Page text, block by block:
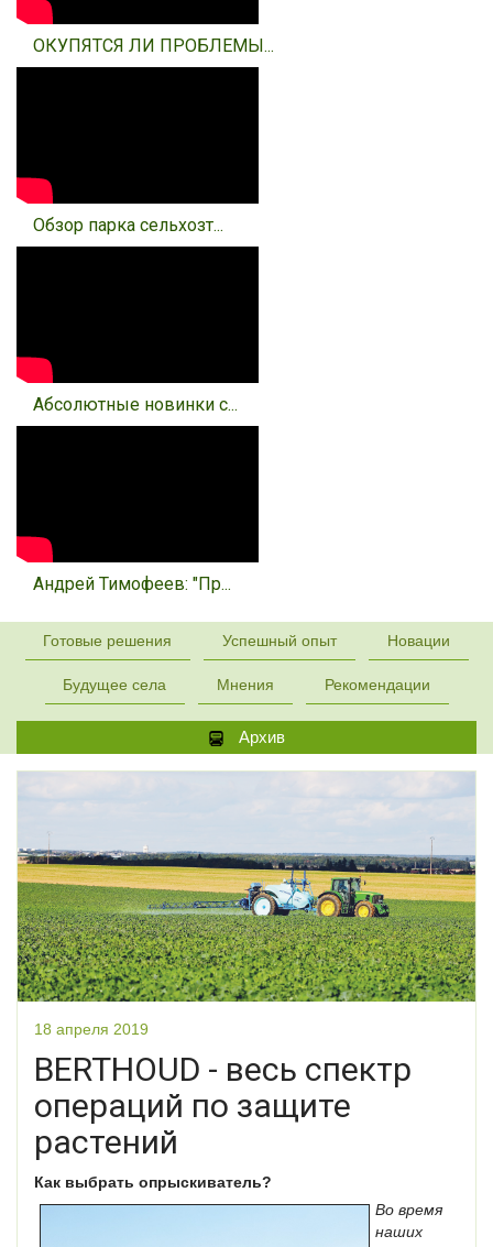
ОКУПЯТСЯ ЛИ ПРОБЛЕМЫ...
Обзор парка сельхозт...
Абсолютные новинки с...
Андрей Тимофеев: "Пр...
Готовые решения Успешный опыт Новации
Будущее села Мнения Рекомендации
Архив
18 апреля 2019
BERTHOUD - весь спектр
операций по защите
растений
Как выбрать опрыскиватель?
Во время
наших